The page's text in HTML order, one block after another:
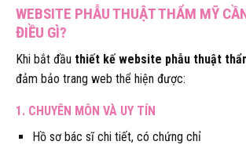
WEBSITE PHẪU THUẬT THẨM MỸ
ĐIỀU GÌ?
Khi bắt đầu thiết kế website phẫu thuật
đảm bảo trang web thể hiện được:
1. CHUYÊN MÔN VÀ UY TÍN
Hồ sơ bác sĩ chi tiết, có chứng chỉ